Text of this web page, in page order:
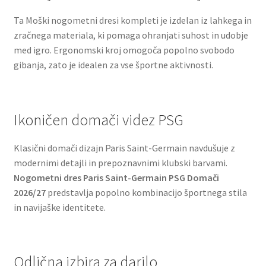
Ta Moški nogometni dresi kompleti je izdelan iz lahkega in
zračnega materiala, ki pomaga ohranjati suhost in udobje
med igro. Ergonomski kroj omogoča popolno svobodo
gibanja, zato je idealen za vse športne aktivnosti.
Ikoničen domači videz PSG
Klasični domači dizajn Paris Saint-Germain navdušuje z
modernimi detajli in prepoznavnimi klubski barvami.
Nogometni dres Paris Saint-Germain PSG Domači
2026/27predstavlja popolno kombinacijo športnega stila
in navijaške identitete.
Odlična izbira za darilo